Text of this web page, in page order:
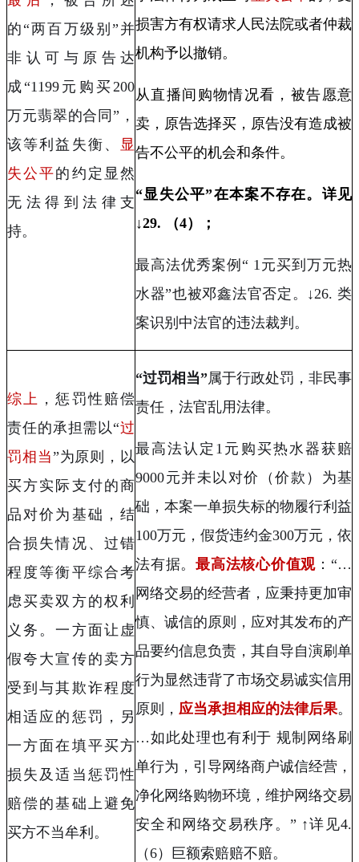
的“两百万级别”并
非认可与原告达
成“1199 元购买 200
万元翡翠的合同”，
该等利益失衡、 显
失公平的约定显然
无法得到法律支
持。
损害方有权请求人民法院或者仲裁
机构予以撤销。
从直播间购物情况看，被告愿意
卖，原告选择买，原告没有造成被
告不公平的机会和条件。
“显失公平”在本案不存在。详见
↓29. （4）；
最高法优秀案例 “ 1 元买到万元热
水器”也被邓鑫法官否定。 ↓26.类
案识别中法官的违法裁判。
综上 ，惩罚性赔偿
责任的承担需以“过
罚相当”为原则，以
买方实际支付的商
品对价为基础，结
合损失情况、 过错
程度等衡平综合考
虑买卖双方的权利
义务。一方面让虚
假夸大宣传的卖方
受到与其欺诈程度
相适应的惩罚，另
一方面在填平买方
损失及适当惩罚性
赔偿的基础上避免
买方不当牟利。
“过罚相当”属于行政处罚，非民事
责任，法官乱用法律。
最高法认定 1 元购买热水器获赔
9000元并未以对价（价款）为基
础，本案一单损失标的物履行利益
100万元，假货违约金300万元，依
法有据。最高法核心价值观 ：“…
网络交易的经营者，应秉持更加审
慎、诚信的原则，应对其发布的产
品要约信息负责，其自导自演刷单
行为显然违背了市场交易诚实信用
原则， 应当承担相应的法律后果。
…如此处理也有利于 规制网络刷
单行为，引导网络商户诚信经营，
净化网络购物环境，维护网络交易
安全和网络交易秩序。 ” ↑详见4.
（6）巨额索赔赔不赔。